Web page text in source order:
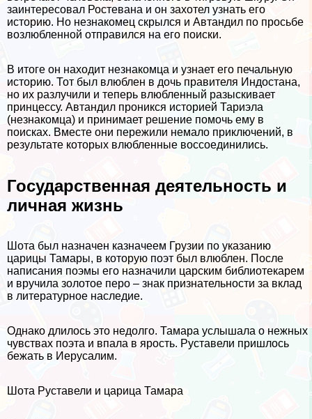
заинтересовал Ростевана и он захотел узнать его
историю. Но незнакомец скрылся и Автандил по просьбе
возлюбленной отправился на его поиски.
В итоге он находит незнакомца и узнает его печальную
историю. Тот был влюблен в дочь правителя Индостана,
но их разлучили и теперь влюбленный разыскивает
принцессу. Автандил проникся историей Тариэла
(незнакомца) и принимает решение помочь ему в
поисках. Вместе они пережили немало приключений, в
результате которых влюбленные воссоединились.
Государственная деятельность и
личная жизнь
Шота был назначен казначеем Грузии по указанию
царицы Тамары, в которую поэт был влюблен. После
написания поэмы его назначили царским библиотекарем
и вручила золотое перо – знак признательности за вклад
в литературное наследие.
Однако длилось это недолго. Тамара услышала о нежных
чувствах поэта и впала в ярость. Руставели пришлось
бежать в Иерусалим.
Шота Руставели и царица Тамара